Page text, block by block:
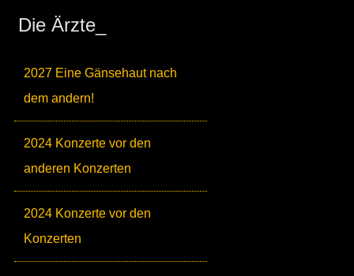
Die Ärzte_
2027 Eine Gänsehaut nach
dem andern!
2024 Konzerte vor den
anderen Konzerten
2024 Konzerte vor den
Konzerten